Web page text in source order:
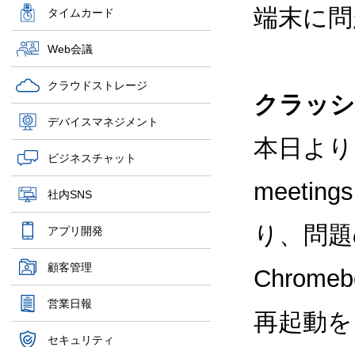
タイムカード
Web会議
クラウドストレージ
デバイスマネジメント
ビジネスチャット
社内SNS
アプリ開発
顧客管理
営業日報
セキュリティ
端末に
クラッ
本日よ
り、問
再起動